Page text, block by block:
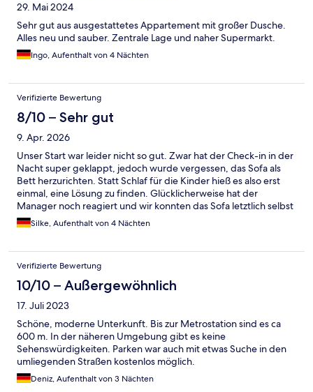
29. Mai 2024
Sehr gut aus ausgestattetes Appartement mit großer Dusche.
Alles neu und sauber. Zentrale Lage und naher Supermarkt.
Ingo, Aufenthalt von 4 Nächten
Verifizierte Bewertung
8/10 – Sehr gut
9. Apr. 2026
Unser Start war leider nicht so gut. Zwar hat der Check-in in der
Nacht super geklappt, jedoch wurde vergessen, das Sofa als
Bett herzurichten. Statt Schlaf für die Kinder hieß es also erst
einmal, eine Lösung zu finden. Glücklicherweise hat der
Manager noch reagiert und wir konnten das Sofa letztlich selbst
beziehen. Danach mussten wir allerdings feststellen, dass das
Hauptlicht nicht auszuschalten war. Wir haben die erste Nacht
aber alles instand gesetzt – ebenso wie das fehlende
Duschgel/Shampoo. Voll ausgestattet würde ich die Küche
nicht nennen: Sie enthält wirklich nur das Allernötigste, aber
zum Frühstücken reicht es aus. Der Whirlpool ist super und eine
echte Wohltat, wenn man abends nach einem anstrengenden
Tag zurückkommt. Die Lage fanden wir ebenfalls gut. Man ist
nicht mitten im Trubel, aber dank der nahegelegenen U-Bahn
schnell im Zentrum.
Silke, Aufenthalt von 4 Nächten
Verifizierte Bewertung
10/10 – Außergewöhnlich
17. Juli 2023
Schöne, moderne Unterkunft. Bis zur Metrostation sind es ca
600 m. In der näheren Umgebung gibt es keine
Sehenswürdigkeiten. Parken war auch mit etwas Suche in den
umliegenden Straßen kostenlos möglich.
Deniz, Aufenthalt von 3 Nächten